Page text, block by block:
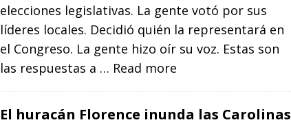
elecciones legislativas. La gente votó por sus
líderes locales. Decidió quién la representará en
el Congreso. La gente hizo oír su voz. Estas son
las respuestas a … Read more
El huracán Florence inunda las Carolinas